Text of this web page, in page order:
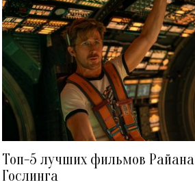
Топ-5 лучших фильмов Райана
Гослинга